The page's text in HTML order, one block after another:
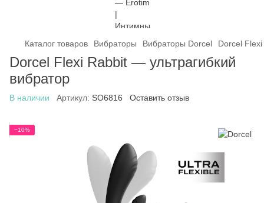
Каталог товаров Вибраторы Вибраторы Dorcel Dorcel
Dorcel Flexi Rabbit — ультрагибкий
вибратор
В наличии Артикул: SO6816 Оставить отзыв
−10%